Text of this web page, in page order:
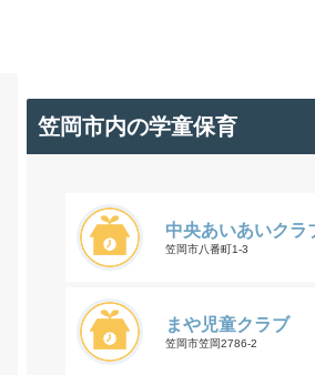
笠岡市内の学童保育
中央あいあいクラ
笠岡市八番町1-3
まや児童クラブ
笠岡市笠岡2786-2